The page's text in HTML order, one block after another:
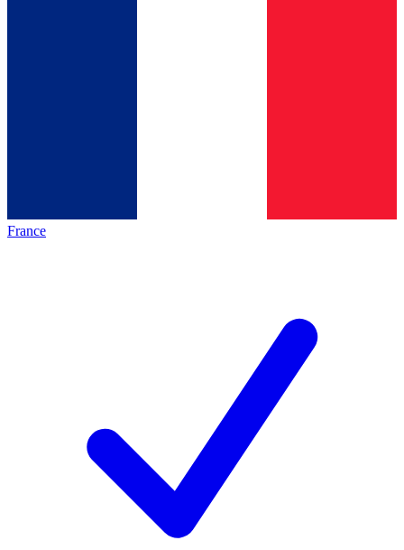
France